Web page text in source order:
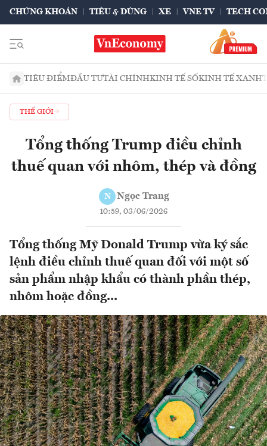
CHỨNG KHOÁN TIÊU & DÙNG XE VNE TV TECH
TIÊU ĐIỂMĐẦU TƯTÀI CHÍNHKINH TẾ SỐKINH TẾ XANH
THẾ GIỚI
Tổng thống Trump điều chỉnh
thuế quan với nhôm, thép và đồng
N Ngọc Trang
10:59, 03/06/2026
Tổng thống Mỹ Donald Trump vừa ký sắc
lệnh điều chỉnh thuế quan đối với một số
sản phẩm nhập khẩu có thành phần thép,
nhôm hoặc đồng...